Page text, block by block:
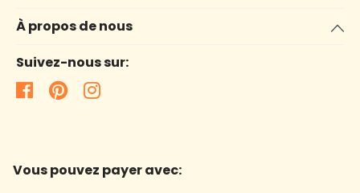
À propos de nous
Suivez-nous sur:
Vous pouvez payer avec: